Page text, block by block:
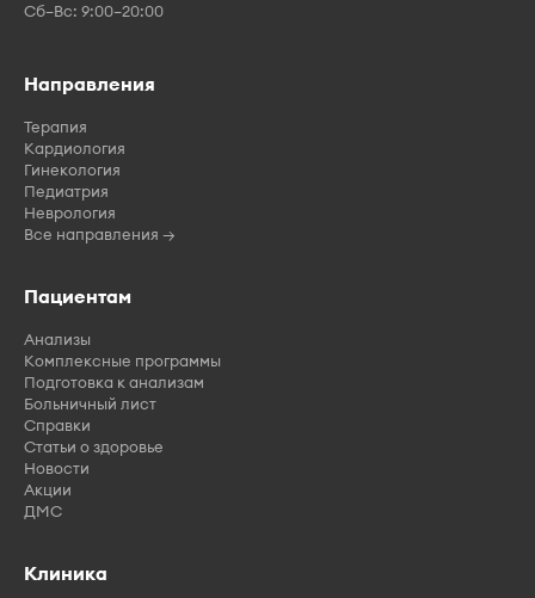
Сб–Вс: 9:00–20:00
Направления
Терапия
Кардиология
Гинекология
Педиатрия
Неврология
Все направления →
Пациентам
Анализы
Комплексные программы
Подготовка к анализам
Больничный лист
Справки
Статьи о здоровье
Новости
Акции
ДМС
Клиника